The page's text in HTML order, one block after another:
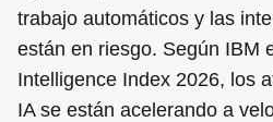
trabajo automáticos y las
están en riesgo. Según IBM
Intelligence Index 2026, los
IA se están acelerando a